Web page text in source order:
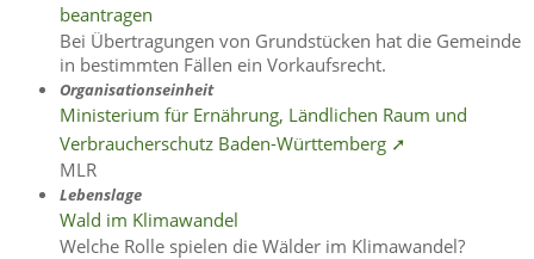
beantragen
Bei Übertragungen von Grundstücken hat die Gemeinde
in bestimmten Fällen ein Vorkaufsrecht.
Organisationseinheit
Ministerium für Ernährung, Ländlichen Raum und
Verbraucherschutz Baden-Württemberg ➚
MLR
Lebenslage
Wald im Klimawandel
Welche Rolle spielen die Wälder im Klimawandel?